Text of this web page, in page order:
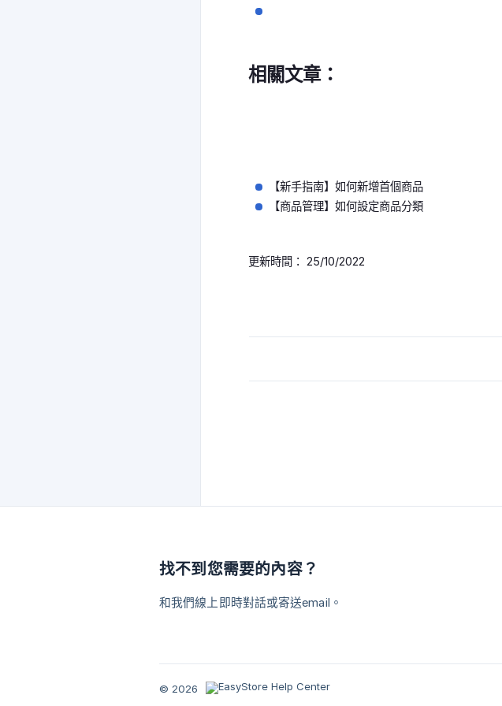
相關文章：
【新手指南】如何新增首個商品
【商品管理】如何設定商品分類
更新時間： 25/10/2022
找不到您需要的內容？
和我們線上即時對話或寄送email。
© 2026